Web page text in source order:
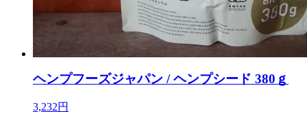
ヘンプフーズジャパン / ヘンプシード 380ｇ
3,232円